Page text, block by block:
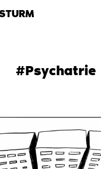
#Psychatrie